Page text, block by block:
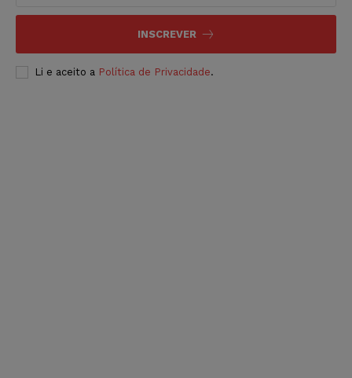
INSCREVER
Li e aceito a Política de Privacidade.